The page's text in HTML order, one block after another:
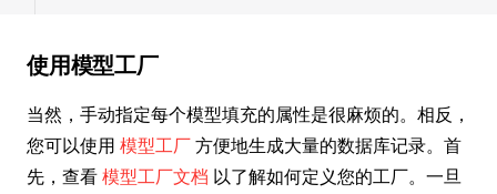
使用模型工厂
当然，手动指定每个模型填充的属性是很麻烦的。相反，
您可以使用 模型工厂方便地生成大量的数据库记录。首
先，查看模型工厂文档 以了解如何定义您的工厂。一旦